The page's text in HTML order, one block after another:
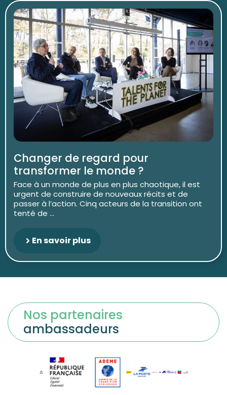
Changer de regard pour
transformer le monde ?
Face à un monde de plus en plus chaotique, il est
urgent de construire de nouveaux récits et de
passer à l’action. Cinq acteurs de la transition ont
tenté de ...
En savoir plus
Nos partenaires
ambassadeurs